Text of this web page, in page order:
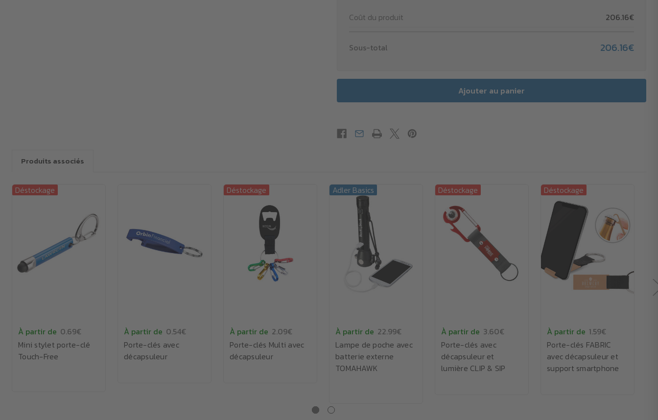
Coût du produit 206.16€
Sous-total 206.16€
Produits associés
Déstockage
À partir de 0.69€
Mini stylet porte-clé
Touch-Free
À partir de 0.54€
Porte-clés avec
décapsuleur
Déstockage
À partir de 2.09€
Porte-clés Multi avec
décapsuleur
Adler Basics
À partir de 22.99€
Lampe de poche avec
batterie externe
TOMAHAWK
Déstockage
À partir de 3.60€
Porte-clés avec
décapsuleur et
lumière CLIP & SIP
Déstockage
À partir de 1.59€
Porte-clés FABRIC
avec décapsuleur et
support smartphone